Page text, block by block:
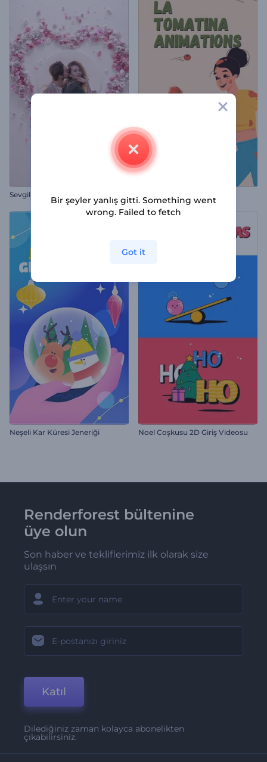
Sevgililer Günü Çiçekli Kalp İntro La Tomatina Animasyonları
Neşeli Kar Küresi Jeneriği Noel Coşkusu 2D Giriş Videosu
Renderforest bültenine
üye olun
Son haber ve tekliflerimiz ilk olarak size
ulaşsın
Katıl
Dilediğiniz zaman kolayca abonelikten
çıkabilirsiniz.
Bir şeyler yanlış gitti. Something went
wrong. Failed to fetch
Got it